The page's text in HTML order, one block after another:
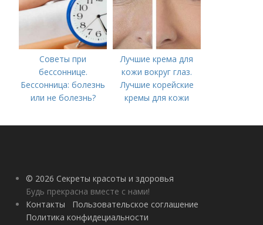
Советы при
бессоннице.
Бессонница: болезнь
или не болезнь?
Лучшие крема для
кожи вокруг глаз.
Лучшие корейские
кремы для кожи
году
© 2026 Секреты красоты и здоровья
Будь прекрасна вместе с нами!
Контакты
Пользовательское соглашение
Политика конфидециальности